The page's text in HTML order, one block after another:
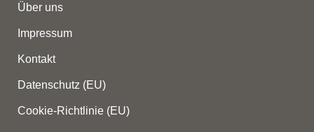
Über uns
Impressum
Kontakt
Datenschutz (EU)
Cookie-Richtlinie (EU)